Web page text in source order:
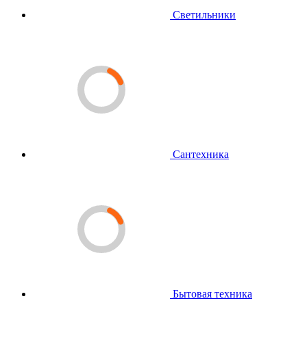
Светильники
Сантехника
Бытовая техника